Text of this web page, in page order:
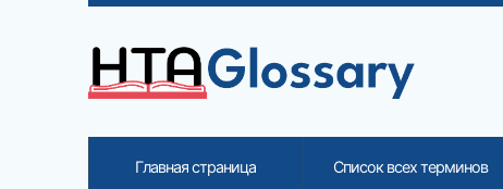
Site identity, navigation, etc.
Главная страница Список всех терминов